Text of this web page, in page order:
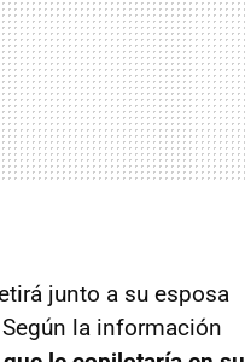
junto a su esposa
Según la información